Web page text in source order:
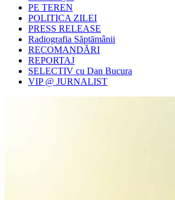
PE TEREN
POLITICA ZILEI
PRESS RELEASE
Radiografia Săptămânii
RECOMANDĂRI
REPORTAJ
SELECTIV cu Dan Bucura
VIP @ JURNALIST